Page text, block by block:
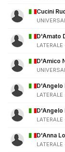
Cucini
D'Amato
D'Amico
D'Angelo
D'Angelo
D'Anna